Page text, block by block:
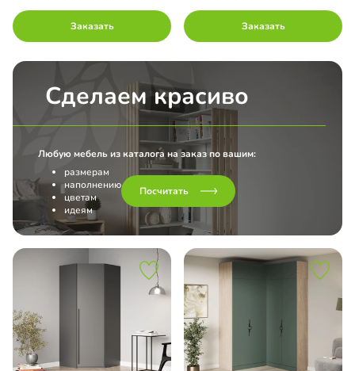
Заказать Заказать
Сделаем красиво
Любую мебель из каталога на заказ по вашим:
размерам
наполнению
цветам
идеям
Посчитать